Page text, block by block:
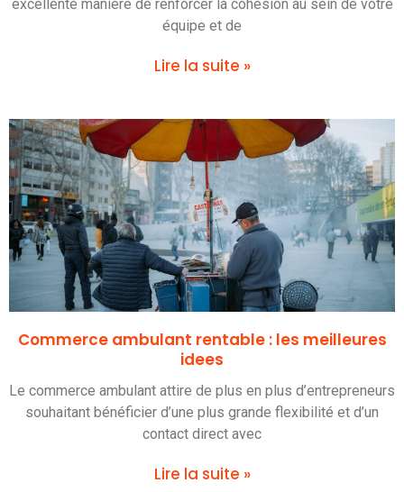
excellente manière de renforcer la cohésion au sein de votre
équipe et de
Lire la suite »
Commerce ambulant rentable : les meilleures
idees
Le commerce ambulant attire de plus en plus d’entrepreneurs
souhaitant bénéficier d’une plus grande flexibilité et d’un
contact direct avec
Lire la suite »